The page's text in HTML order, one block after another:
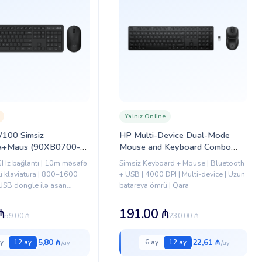
Simsiz
(90XB0700-
bağlantı | 10m məsafə
klaviatura | 800–1600
dongle ilə asan
üçün ideal set
59.00₼
12 ay 5,80 ₼
HP Multi-Device Dual-Mode
Mouse and Keyboard Combo
490C RUSS (BE1P9AA)
Yalnız Online
Simsiz Keyboard + Mouse | Bluetooth
+ USB | 4000 DPI | Multi-device | Uzun
batareya ömrü | Qara
230.00₼
191.00 ₼
6 ay 12 ay 22,61 ₼